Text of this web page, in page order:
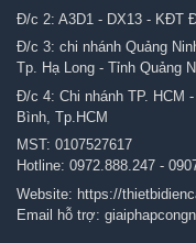
Đ/c 2: A3D1 - DX13 - KĐT
Đ/c 3: chi nhánh Quảng
Tp. Hạ Long - Tỉnh Quảng
Đ/c 4: Chi nhánh TP. HCM
Bình, Tp.HCM
MST: 0107527617
Hotline: 0972.888.247 -
Website: https://
Email hỗ trợ: